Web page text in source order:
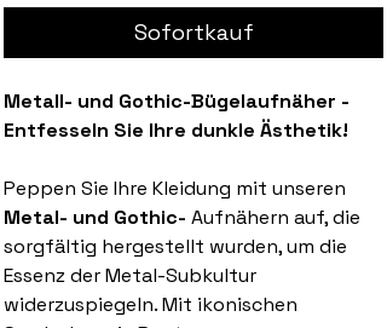
Sofortkauf
Metall- und Gothic-Bügelaufnäher -
Entfesseln Sie Ihre dunkle Ästhetik!
Peppen Sie Ihre Kleidung mit unseren
Metal- und Gothic- Aufnähern auf, die
sorgfältig hergestellt wurden, um die
Essenz der Metal-Subkultur
widerzuspiegeln. Mit ikonischen